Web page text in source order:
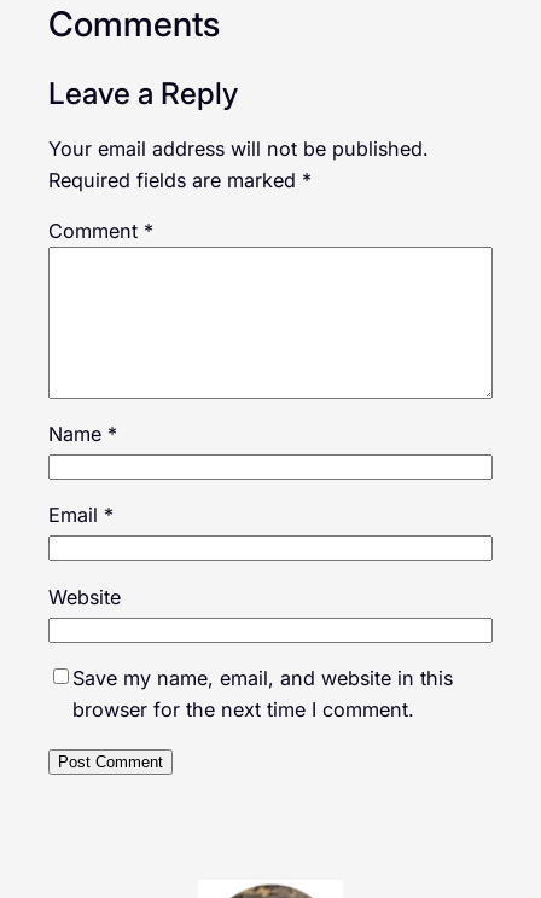
Comments
Leave a Reply
Your email address will not be published.
Required fields are marked *
Comment *
Name *
Email *
Website
Save my name, email, and website in this
browser for the next time I comment.